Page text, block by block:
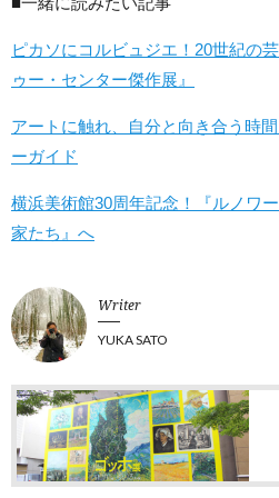
ピカソにコルビュジエ！20世紀の
ゥー・センター傑作展』
アートに触れ、自分と向き合う時
ーガイド
横浜美術館30周年記念！『ルノワ
家たち』へ
Writer
YUKA SATO